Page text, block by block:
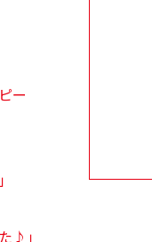
ー
♪」